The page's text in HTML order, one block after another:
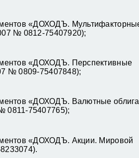
«ДОХОДЪ.
№ 0812-75407920);
«ДОХОДЪ. Перспективные
№ 0809-75407848);
«ДОХОДЪ. Валютные
0811-75407765);
«ДОХОДЪ. Акции. Мировой